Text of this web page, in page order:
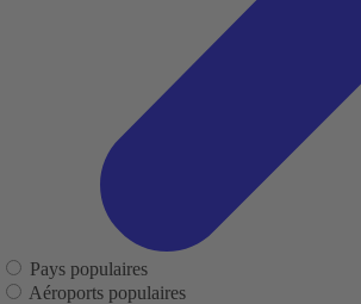
Pays populaires
Aéroports populaires